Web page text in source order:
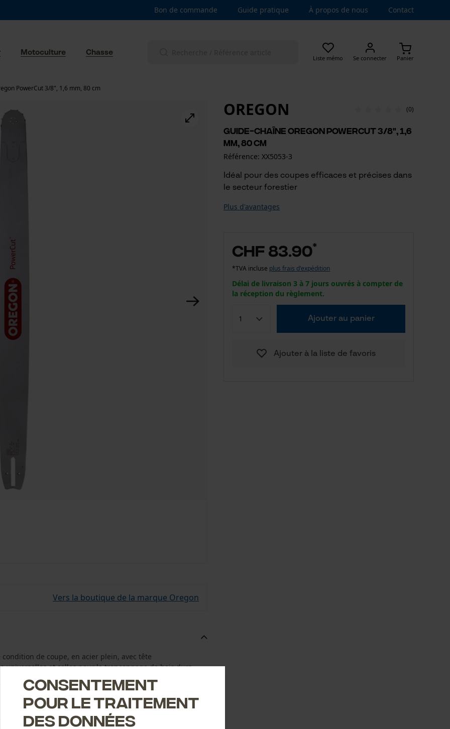
Bon de commande Guide pratique À propos de nous Contact
Liste mémo Se connecter Panier
Motoculture Chasse
PowerCut 3/8", 1,6 mm, 80 cm
OREGON (0)
Guide-chaîne Oregon PowerCut 3/8", 1,6
mm, 80 cm
Référence: XX5053-3
Idéal pour des coupes efficaces et précises dans
le secteur forestier
Plus d'avantages
CHF 83.90*
*TVA incluse plus frais d'expédition
Délai de livraison 3 à 7 jours ouvrés à compter de
la réception du règlement.
Ajouter au panier
Ajouter à la liste de favoris
Vers la boutique de la marque Oregon
de coupe, en acier plein, avec tête
universelles et celles pour le tronçonnage de bois durs.
Consentement
pour le traitement
des données